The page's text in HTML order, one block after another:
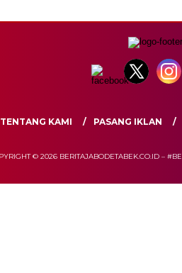
TENTANG KAMI PASANG IKLAN
© 2026 BERITAJABODETABEK.CO.ID –